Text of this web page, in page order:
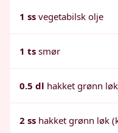
1 ss vegetabilsk olje
1 ts smør
0.5 dl hakket grønn
2 ss hakket grønn løk